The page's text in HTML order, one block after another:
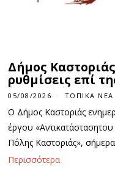
Δήμος
ρυθμίσεις επί
05/08/2026 ΤΟΠΙΚΆ ΝΈΑ
Ο Δήμος Καστοριάς
έργου
Πόλης Καστοριάς»,
Περισσότερα